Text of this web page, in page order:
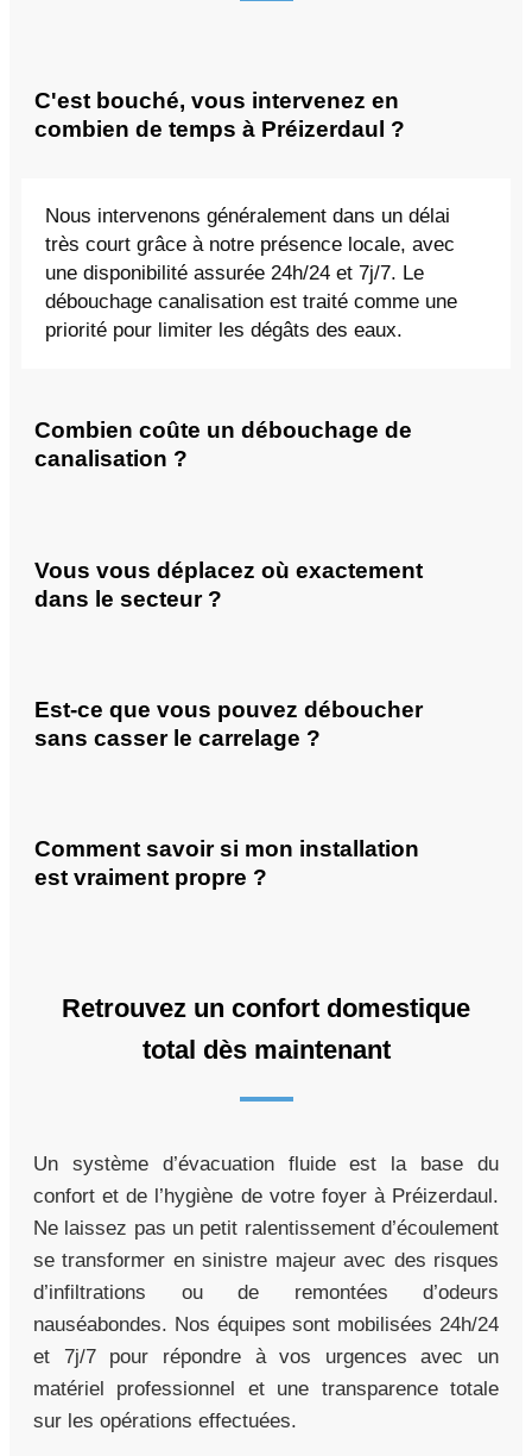
C'est bouché, vous intervenez en
combien de temps à Préizerdaul ?
Nous intervenons généralement dans un délai
très court grâce à notre présence locale, avec
une disponibilité assurée 24h/24 et 7j/7. Le
débouchage canalisation est traité comme une
priorité pour limiter les dégâts des eaux.
Combien coûte un débouchage de
canalisation ?
Vous vous déplacez où exactement
dans le secteur ?
Est-ce que vous pouvez déboucher
sans casser le carrelage ?
Comment savoir si mon installation
est vraiment propre ?
Retrouvez un confort domestique
total dès maintenant
Un système d’évacuation fluide est la base du
confort et de l’hygiène de votre foyer à Préizerdaul.
Ne laissez pas un petit ralentissement d’écoulement
se transformer en sinistre majeur avec des risques
d’infiltrations ou de remontées d’odeurs
nauséabondes. Nos équipes sont mobilisées 24h/24
et 7j/7 pour répondre à vos urgences avec un
matériel professionnel et une transparence totale
sur les opérations effectuées.